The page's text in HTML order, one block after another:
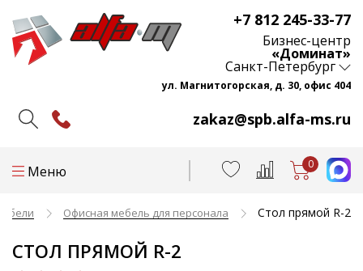
+7 812 245-33-77
zakaz@spb.alfa-ms.ru
Бизнес-центр
«Доминат»
Санкт-Петербург
ул. Магнитогорская, д. 30, офис 404
Меню 0
Офисная мебель для персонала Стол прямой R-2
СТОЛ ПРЯМОЙ R-2